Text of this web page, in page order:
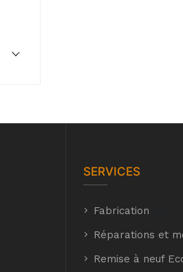
SERVICES
Fabrication
Réparations et
Remise à neuf